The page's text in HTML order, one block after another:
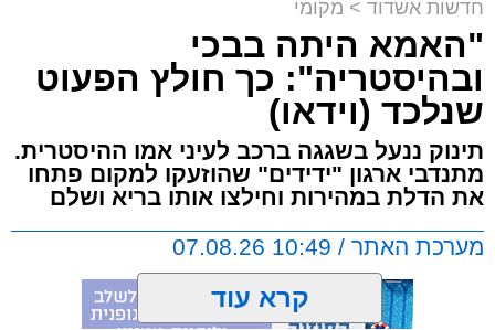
הנסיעה על אחד הנוסעים, איבד שליטה ובצעד
דרמטי ואלים ניפץ את שמשת האוטובוס.
המעשה האלים גרם להתרסקות זכוכיות ולרגעים
של אימה בתוך כלי הרכב. ילדים רבים ונוסעים
אחרים שהיו על האוטובוס לקו בטראומה, פרצו
בבכי היסטרי ונאלצו לחוות רגעים של חרדה
עמוקה בעיצומה של הנסיעה בכביש.
בעקבות פניות דחופות ודיווחים שהעבירו הנוסעים
המבוהלים למוקדי החירום, כוחות משטרה הוזעקו
לזירה ועצרו את האוטובוס בהמשך המסלול כדי
חדשות אשדוד > מקומי
"האמא היתה בבכי
ובהיסטריה": כך חולץ הפעוט
שנלכד (וידאו)
תינוק ננעל בשגגה ברכב לעיני אמו ההיסטרית.
מתנדבי ארגון "ידידים" שהוזעקו למקום פתחו
את הדלת במהירות וחילצו אותו בריא ושלם
מערכת האתר / 10:49 07.08.26
קרא עוד